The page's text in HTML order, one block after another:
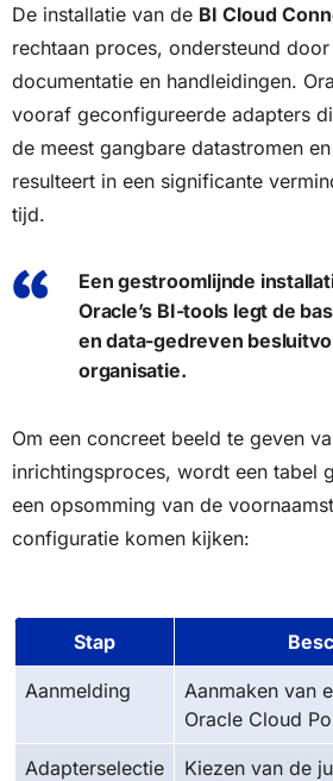
De installatie van de BI Cloud
rechtaan proces, ondersteund
documentatie en handleidingen.
vooraf geconfigureerde adapters
de meest gangbare datastromen
resulteert in een significante
tijd.
Een gestroomlijnde
Oracle’s BI-tools legt de
en data-gedreven
organisatie.
Om een concreet beeld te geven
inrichtingsproces, wordt een tabel
een opsomming van de
configuratie komen kijken:
Stap
Aanmelding
Aanmaken van
Oracle Cloud
Adapterselectie
Kiezen van de